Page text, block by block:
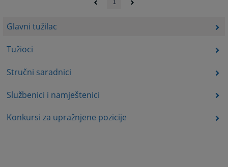
Glavni tužilac
Tužioci
Stručni saradnici
Službenici i namještenici
Konkursi za upražnjene pozicije
1